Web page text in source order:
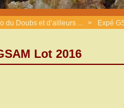
du Doubs et d’ailleurs ... > Expé
Lot 2016